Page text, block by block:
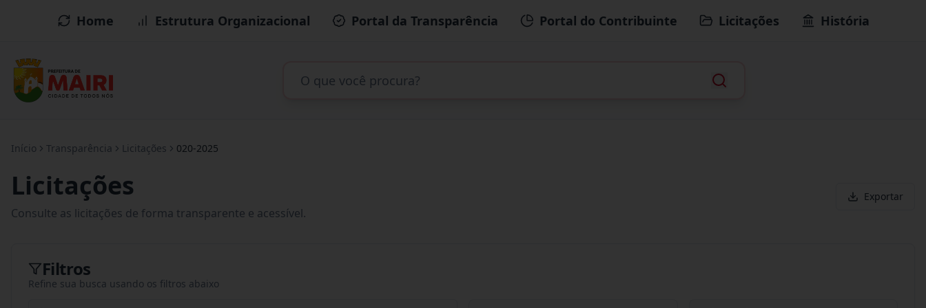
Home Estrutura Organizacional Portal da Transparência Portal do Contribuinte Licitações História
Início Transparência Licitações 020-2025
Licitações
Consulte as licitações de forma transparente e acessível.
Exportar
Filtros
Refine sua busca usando os filtros abaixo